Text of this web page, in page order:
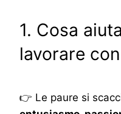
1. Cosa
lavorare
👉 Le paure si